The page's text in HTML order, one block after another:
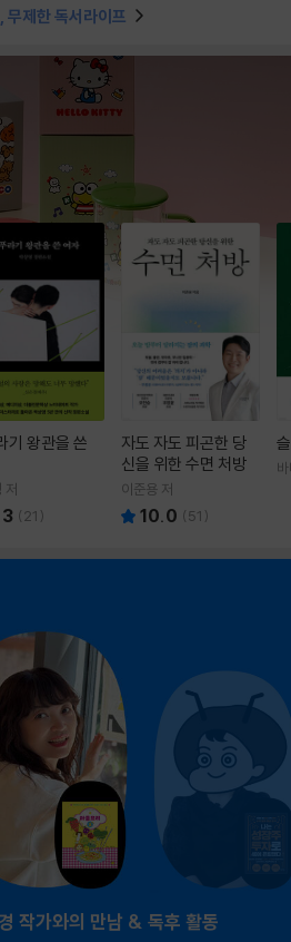
무제한 독서라이프
기 왕관을 쓴
( 21 )
자도 자도 피곤한 당
신을 위한 수면 처방
이준용 저
10.0 (51 )
경 작가와의 만남 & 독후 활동